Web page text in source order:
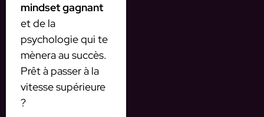
mindset gagnant
et de la
psychologie qui te
mènera au succès.
Prêt à passer à la
vitesse supérieure
?